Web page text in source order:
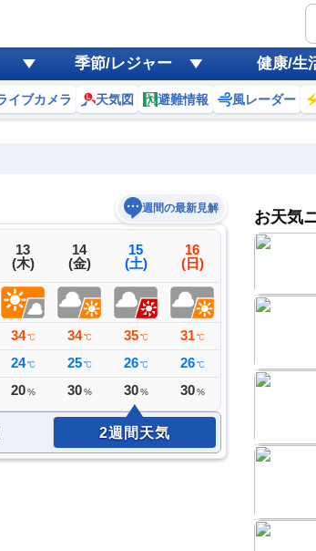
季節/レジャー 健康/生
イブカメラ 天気図 避難情報 風レーダー
週間の最新見解
13
(木)
34℃
24℃
20%
14
(金)
34 ℃
25 ℃
30 %
15
(土)
35 ℃
26 ℃
30 %
16
(日)
31 ℃
26 ℃
30 %
17
℃
2週間天気
お天気